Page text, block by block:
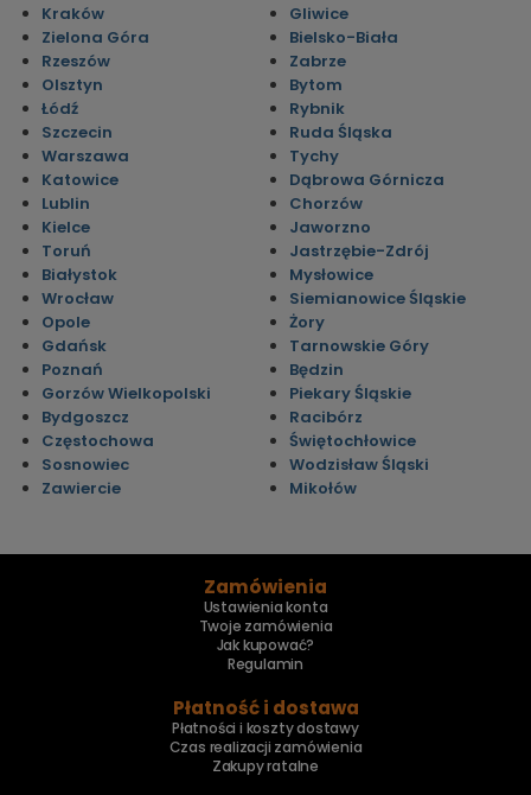
Kraków
Zielona Góra
Rzeszów
Olsztyn
Łódź
Szczecin
Warszawa
Katowice
Lublin
Kielce
Toruń
Białystok
Wrocław
Opole
Gdańsk
Poznań
Gorzów Wielkopolski
Bydgoszcz
Częstochowa
Sosnowiec
Zawiercie
Gliwice
Bielsko-Biała
Zabrze
Bytom
Rybnik
Ruda Śląska
Tychy
Dąbrowa Górnicza
Chorzów
Jaworzno
Jastrzębie-Zdrój
Mysłowice
Siemianowice Śląskie
Żory
Tarnowskie Góry
Będzin
Piekary Śląskie
Racibórz
Świętochłowice
Wodzisław Śląski
Mikołów
Zamówienia
Ustawienia konta
Twoje zamówienia
Jak kupować?
Regulamin
Płatność i dostawa
Płatności i koszty dostawy
Czas realizacji zamówienia
Zakupy ratalne